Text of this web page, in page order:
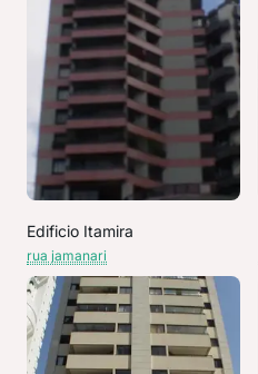
Edificio Itamira
rua jamanari